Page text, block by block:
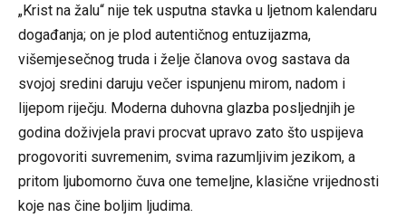
„Krist na žalu“ nije tek usputna stavka u ljetnom kalendaru
događanja; on je plod autentičnog entuzijazma,
višemjesečnog truda i želje članova ovog sastava da
svojoj sredini daruju večer ispunjenu mirom, nadom i
lijepom riječju. Moderna duhovna glazba posljednjih je
godina doživjela pravi procvat upravo zato što uspijeva
progovoriti suvremenim, svima razumljivim jezikom, a
pritom ljubomorno čuva one temeljne, klasične vrijednosti
koje nas čine boljim ljudima.